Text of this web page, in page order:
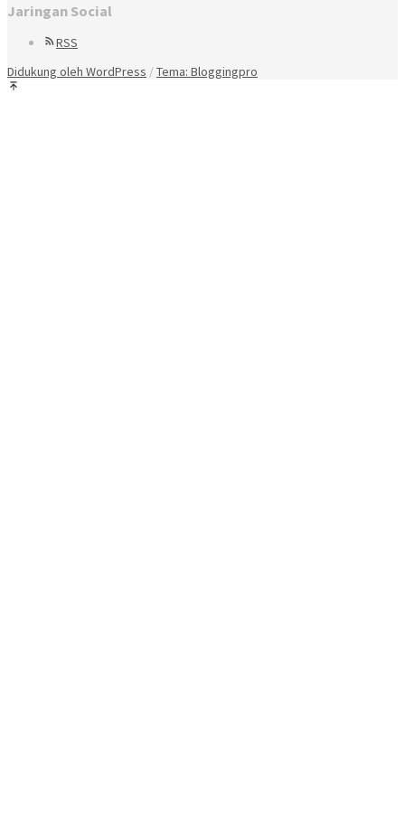
Jaringan Social
RSS
Didukung oleh WordPress /Tema: Bloggingpro